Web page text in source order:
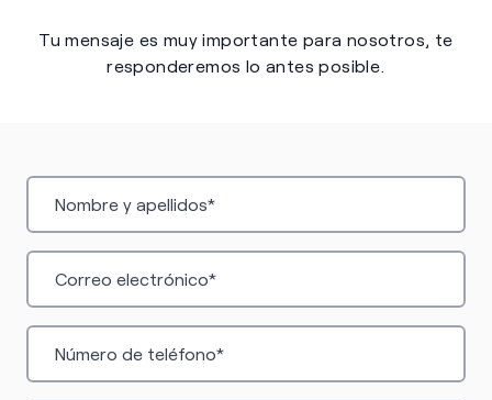
Tu mensaje es muy importante para nosotros, te
responderemos lo antes posible.